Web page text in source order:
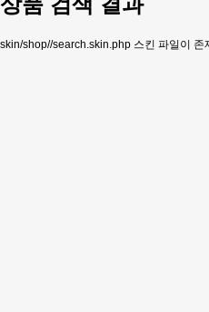
skin/shop//search.skin.php 스킨 파일이 존